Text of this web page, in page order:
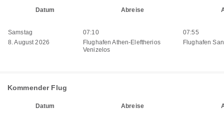
Datum Abreise
Samstag
8. August 2026
07:10
Flughafen Athen-Eleftherios
Venizelos
07:55
Flughafen
Kommender Flug
Datum Abreise